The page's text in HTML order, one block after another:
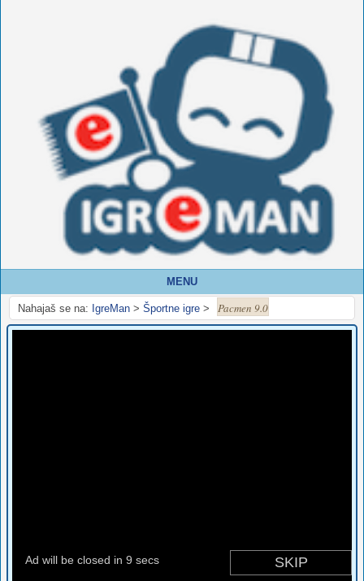
MENU
Nahajaš se na: IgreMan > Športne igre > Pacmen 9.0